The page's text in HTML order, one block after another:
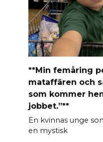
**Min femåring
mataffären och
som kommer
jobbet.”**
En kvinnas unge
en mystisk